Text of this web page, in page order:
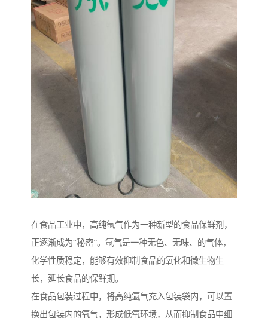
在食品工业中，高纯氩气作为一种新型的食品保鲜剂，
正逐渐成为“秘密”。氩气是一种无色、无味、的气体，
化学性质稳定，能够有效抑制食品的氧化和微生物生
长，延长食品的保鲜期。
在食品包装过程中，将高纯氩气充入包装袋内，可以置
换出包装内的氧气，形成低氧环境，从而抑制食品中细